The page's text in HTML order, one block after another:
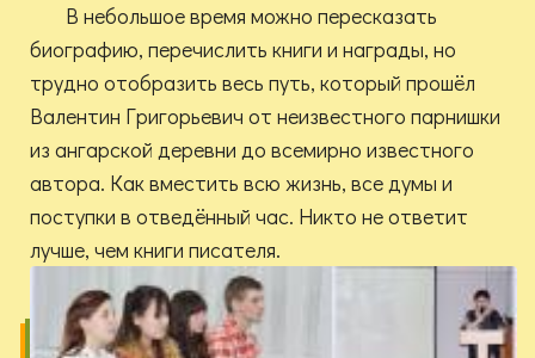
В небольшое время можно пересказать
биографию, перечислить книги и награды, но
трудно отобразить весь путь, который прошёл
Валентин Григорьевич от неизвестного парнишки
из ангарской деревни до всемирно известного
автора. Как вместить всю жизнь, все думы и
поступки в отведённый час. Никто не ответит
лучше, чем книги писателя.